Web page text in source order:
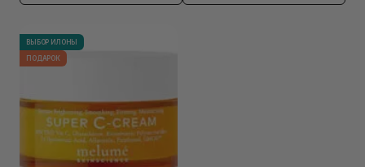
ВЫБОР ИЛОНЫ
ПОДАРОК